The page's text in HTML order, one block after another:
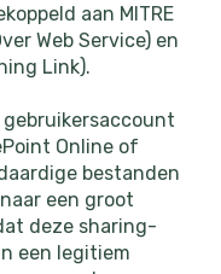
aan MITRE
Web Service) en
Link).
Online of
bestanden
een groot
deze sharing-
een legitiem